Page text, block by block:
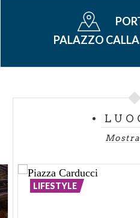
PALAZZO
LIFESTYLE